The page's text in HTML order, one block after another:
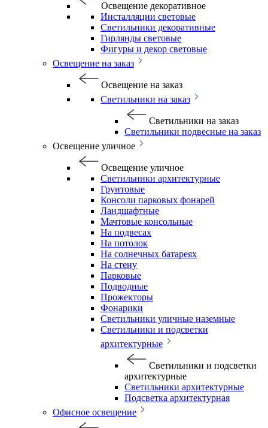
Освещение декоративное
Инсталляции световые
Светильники декоративные
Гирлянды световые
Фигуры и декор световые
Освещение на заказ
Освещение на заказ
Светильники на заказ
Светильники на заказ
Светильники подвесные на заказ
Освещение уличное
Освещение уличное
Светильники архитектурные
Грунтовые
Консоли парковых фонарей
Ландшафтные
Мачтовые консольные
На подвесах
На потолок
На солнечных батареях
На стену
Парковые
Подводные
Прожекторы
Фонарики
Светильники уличные наземные
Светильники и подсветки
архитектурные
Светильники и подсветки
архитектурные
Светильники архитектурные
Подсветка архитектурная
Офисное освещение